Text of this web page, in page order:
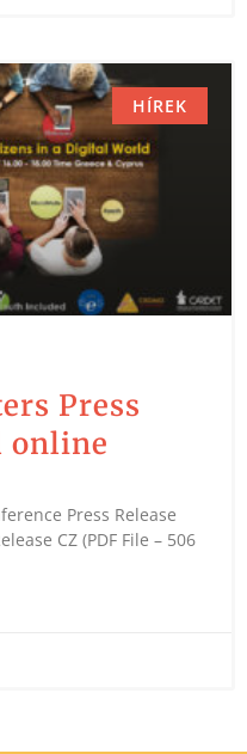
HÍREK
Press
online
Press Release
CZ (PDF File – 506